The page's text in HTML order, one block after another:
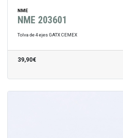
NME
NME 203601
Tolva de 4 ejes GATX CEMEX
39,90€